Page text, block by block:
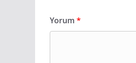
Yorum *